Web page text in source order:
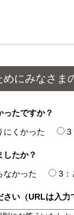
にみなさま
たですか？
にくかった 3
たか？
なかった 3：
い（URLは入力